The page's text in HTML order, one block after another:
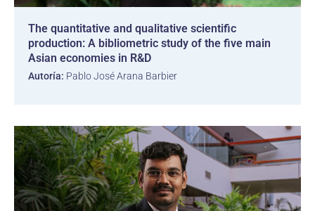
The quantitative and qualitative scientific
production: A bibliometric study of the five main
Asian economies in R&D
Autoría: Pablo José Arana Barbier